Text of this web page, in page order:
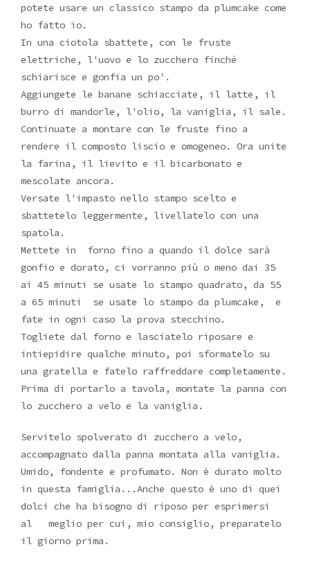
potete usare un classico stampo da plumcake come
ho fatto io.
In una ciotola sbattete, con le fruste
elettriche, l'uovo e lo zucchero finché
schiarisce e gonfia un po'.
Aggiungete le banane schiacciate, il latte, il
burro di mandorle, l'olio, la vaniglia, il sale.
Continuate a montare con le fruste fino a
rendere il composto liscio e omogeneo. Ora unite
la farina, il lievito e il bicarbonato e
mescolate ancora.
Versate l'impasto nello stampo scelto e
sbattetelo leggermente, livellatelo con una
spatola.
Mettete in forno fino a quando il dolce sarà
gonfio e dorato, ci vorranno più o meno dai 35
ai 45 minuti se usate lo stampo quadrato, da 55
a 65 minuti se usate lo stampo da plumcake, e
fate in ogni caso la prova stecchino.
Togliete dal forno e lasciatelo riposare e
intiepidire qualche minuto, poi sformatelo su
una gratella e fatelo raffreddare completamente.
Prima di portarlo a tavola, montate la panna con
lo zucchero a velo e la vaniglia.
Servitelo spolverato di zucchero a velo,
accompagnato dalla panna montata alla vaniglia.
Umido, fondente e profumato. Non è durato molto
in questa famiglia...Anche questo è uno di quei
dolci che ha bisogno di riposo per esprimersi
al meglio per cui, mio consiglio, preparatelo
il giorno prima.